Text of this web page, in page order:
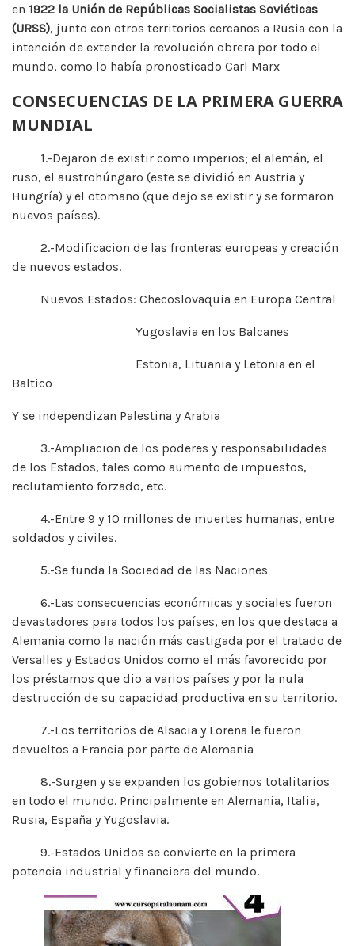
en 1922 la Unión de Repúblicas Socialistas Soviéticas
(URSS), junto con otros territorios cercanos a Rusia con la
intención de extender la revolución obrera por todo el
mundo, como lo había pronosticado Carl Marx
CONSECUENCIAS DE LA PRIMERA GUERRA
MUNDIAL
1.-Dejaron de existir como imperios; el alemán, el
ruso, el austrohúngaro (este se dividió en Austria y
Hungría) y el otomano (que dejo se existir y se formaron
nuevos países).
2.-Modificacion de las fronteras europeas y creación
de nuevos estados.
Nuevos Estados: Checoslovaquia en Europa Central
Yugoslavia en los Balcanes
Estonia, Lituania y Letonia en el
Baltico
Y se independizan Palestina y Arabia
3.-Ampliacion de los poderes y responsabilidades
de los Estados, tales como aumento de impuestos,
reclutamiento forzado, etc.
4.-Entre 9 y 10 millones de muertes humanas, entre
soldados y civiles.
5.-Se funda la Sociedad de las Naciones
6.-Las consecuencias económicas y sociales fueron
devastadores para todos los países, en los que destaca a
Alemania como la nación más castigada por el tratado de
Versalles y Estados Unidos como el más favorecido por
los préstamos que dio a varios países y por la nula
destrucción de su capacidad productiva en su territorio.
7.-Los territorios de Alsacia y Lorena le fueron
devueltos a Francia por parte de Alemania
8.-Surgen y se expanden los gobiernos totalitarios
en todo el mundo. Principalmente en Alemania, Italia,
Rusia, España y Yugoslavia.
9.-Estados Unidos se convierte en la primera
potencia industrial y financiera del mundo.